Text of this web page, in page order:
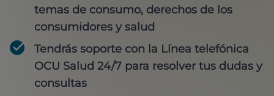
temas de consumo, derechos de los
consumidores y salud
Tendrás soporte con la Línea telefónica
OCU Salud 24/7 para resolver tus dudas y
consultas